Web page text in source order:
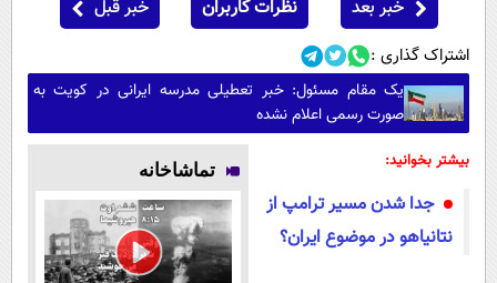
خبر بعد نظرات کاربران خبر قبل
اشتراک گذاری :
یک مقام مسئول: خبر تعطیلی مدرسه ایرانی در کویت به
صورت رسمی اعلام نشده
بیشتر بخوانید:
جدا شدن مسیر ترامپ از
نتانیاهو در موضوع ایران؟
تماشاخانه